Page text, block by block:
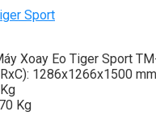
Sport
Xoay Eo Tiger Sport
1286x1266x1500 mm
Kg